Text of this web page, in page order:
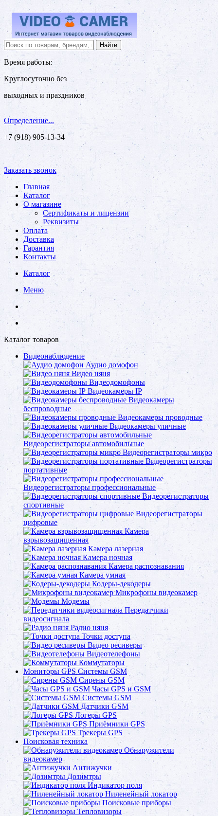
Время работы:
Круглосуточно без
выходных и праздников
Определение...
+7 (918) 905-13-34
Заказать звонок
Главная
Каталог
О магазине
Сертификаты и лицензии
Реквизиты
Оплата
Доставка
Гарантия
Контакты
Каталог
Меню
Каталог товаров
Видеонаблюдение
Аудио домофон
Видео няня
Видеодомофоны
Видеокамеры IP
Видеокамеры
беспроводные
Видеокамеры проводные
Видеокамеры уличные
Видеорегистраторы автомобильные
Видеорегистраторы микро
Видеорегистраторы
портативные
Видеорегистраторы профессиональные
Видеорегистраторы
спортивные
Видеорегистраторы
цифровые
Камера
взрывозащищенная
Камера лазерная
Камера ночная
Камера распознавания
Камера умная
Кодеры-декодеры
Микрофоны видеокамер
Модемы
Передатчики
видеосигнала
Радио няня
Точки доступа
Видео ресиверы
Видеотелефоны
Коммутаторы
Мониторы GPS Системы GSM
Сирены GSM
Часы GPS и GSM
Системы GSM
Датчики GSM
Логеры GPS
Приёмники GPS
Трекеры GPS
Поисковая техника
Обнаружители
видеокамер
Антижучки
Дозимтры
Индикатор поля
Ниленейный локатор
Поисковые приборы
Тепловизоры